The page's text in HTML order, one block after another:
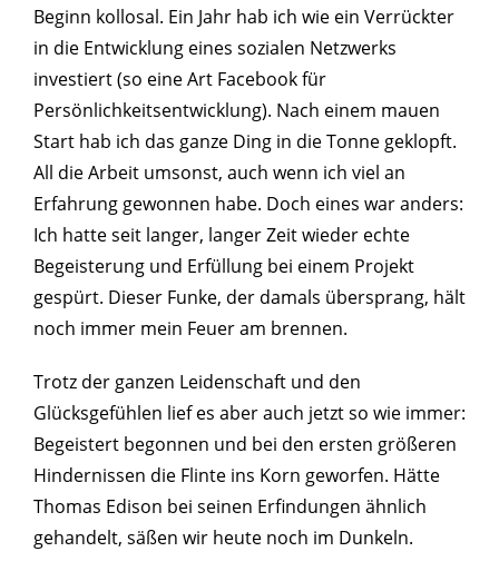
Beginn kollosal. Ein Jahr hab ich wie ein Verrückter
in die Entwicklung eines sozialen Netzwerks
investiert (so eine Art Facebook für
Persönlichkeitsentwicklung). Nach einem mauen
Start hab ich das ganze Ding in die Tonne geklopft.
All die Arbeit umsonst, auch wenn ich viel an
Erfahrung gewonnen habe. Doch eines war anders:
Ich hatte seit langer, langer Zeit wieder echte
Begeisterung und Erfüllung bei einem Projekt
gespürt. Dieser Funke, der damals übersprang, hält
noch immer mein Feuer am brennen.
Trotz der ganzen Leidenschaft und den
Glücksgefühlen lief es aber auch jetzt so wie immer:
Begeistert begonnen und bei den ersten größeren
Hindernissen die Flinte ins Korn geworfen. Hätte
Thomas Edison bei seinen Erfindungen ähnlich
gehandelt, säßen wir heute noch im Dunkeln.